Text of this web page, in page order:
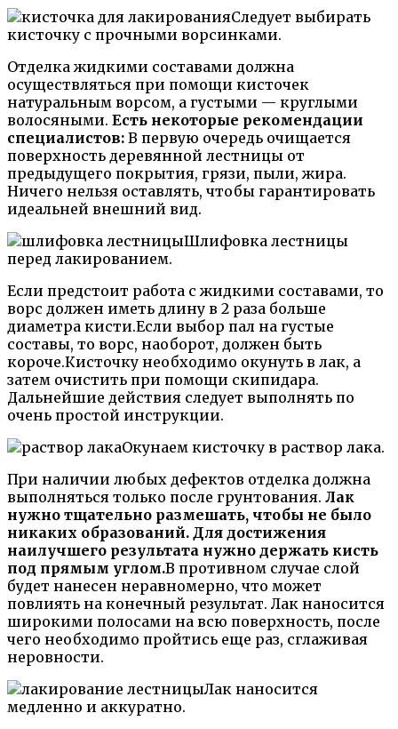
Следует выбирать
кисточку с прочными ворсинками.
Отделка жидкими составами должна
осуществляться при помощи кисточек
натуральным ворсом, а густыми — круглыми
волосяными. Есть некоторые рекомендации
специалистов: В первую очередь очищается
поверхность деревянной лестницы от
предыдущего покрытия, грязи, пыли, жира.
Ничего нельзя оставлять, чтобы гарантировать
идеальней внешний вид.
Шлифовка лестницы
перед лакированием.
Если предстоит работа с жидкими составами, то
ворс должен иметь длину в 2 раза больше
диаметра кисти.Если выбор пал на густые
составы, то ворс, наоборот, должен быть
короче.Кисточку необходимо окунуть в лак, а
затем очистить при помощи скипидара.
Дальнейшие действия следует выполнять по
очень простой инструкции.
Окунаем кисточку в раствор лака.
При наличии любых дефектов отделка должна
выполняться только после грунтования. Лак
нужно тщательно размешать, чтобы не было
никаких образований. Для достижения
наилучшего результата нужно держать кисть
под прямым углом.В противном случае слой
будет нанесен неравномерно, что может
повлиять на конечный результат. Лак наносится
широкими полосами на всю поверхность, после
чего необходимо пройтись еще раз, сглаживая
неровности.
Лак наносится
медленно и аккуратно.